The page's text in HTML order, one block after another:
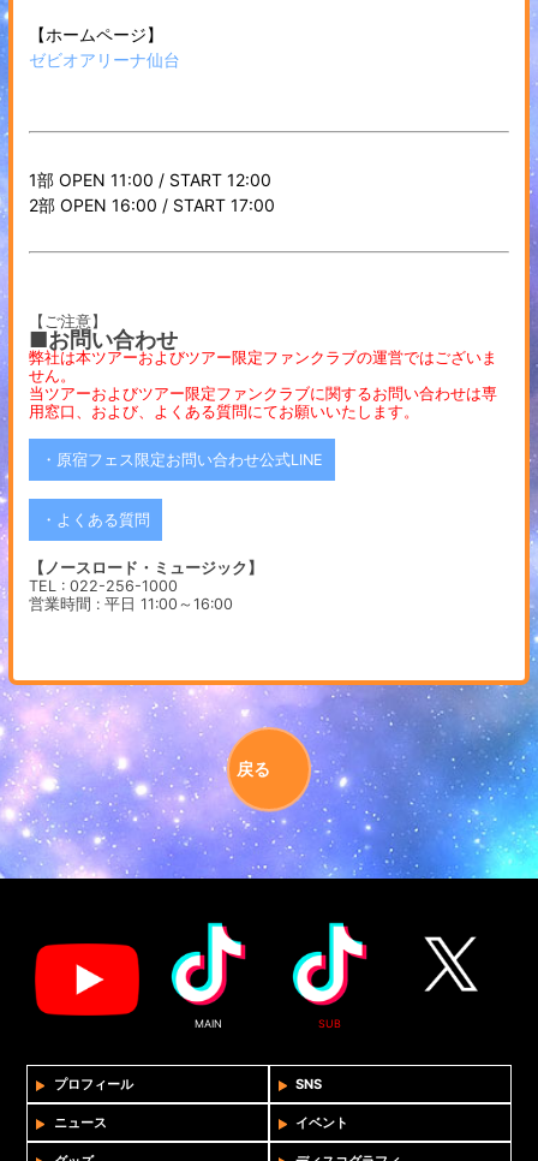
【ホームページ】
ゼビオアリーナ仙台
1部 OPEN 11:00 / START 12:00
2部 OPEN 16:00 / START 17:00
【ご注意】
■お問い合わせ
弊社は本ツアーおよびツアー限定ファンクラブの運営ではございま
せん。
当ツアーおよびツアー限定ファンクラブに関するお問い合わせは専
用窓口、および、よくある質問にてお願いいたします。
・原宿フェス限定お問い合わせ公式LINE
・よくある質問
【ノースロード・ミュージック】
TEL : 022-256-1000
営業時間 : 平日 11:00～16:00
戻る
MAIN SUB
プロフィール SNS
ニュース イベント